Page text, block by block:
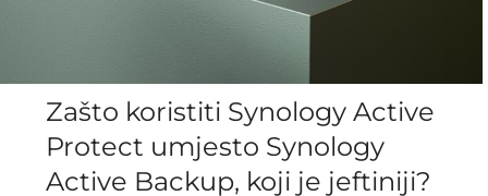
Zašto koristiti Synology Active
Protect umjesto Synology
Active Backup, koji je jeftiniji?